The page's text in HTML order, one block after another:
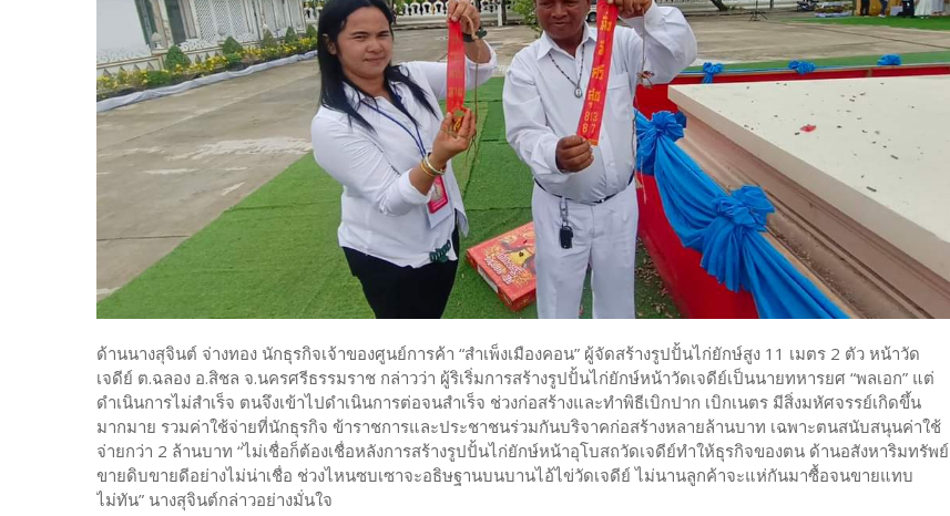
ด้านนางสุจินต์ จ่างทอง นักธุรกิจเจ้าของศูนย์การค้า “สำเพ็งเมืองคอน” ผู้จัดสร้างรูปปั้นไก่ยักษ์สูง 11 เมตร 2 ตัว หน้าวัด
เจดีย์ ต.ฉลอง อ.สิชล จ.นครศรีธรรมราช กล่าวว่า ผู้ริเริ่มการสร้างรูปปั้นไก่ยักษ์หน้าวัดเจดีย์เป็นนายทหารยศ “พลเอก” แต่
ดำเนินการไม่สำเร็จ ตนจึงเข้าไปดำเนินการต่อจนสำเร็จ ช่วงก่อสร้างและทำพิธีเบิกปาก เบิกเนตร มีสิ่งมหัศจรรย์เกิดขึ้น
มากมาย รวมค่าใช้จ่ายที่นักธุรกิจ ข้าราชการและประชาชนร่วมกันบริจาคก่อสร้างหลายล้านบาท เฉพาะตนสนับสนุนค่าใช้
จ่ายกว่า 2 ล้านบาท “ไม่เชื่อก็ต้องเชื่อหลังการสร้างรูปปั้นไก่ยักษ์หน้าอุโบสถวัดเจดีย์ทำให้ธุรกิจของตน ด้านอสังหาริมทรัพย์
ขายดิบขายดีอย่างไม่น่าเชื่อ ช่วงไหนซบเซาจะอธิษฐานบนบานไอ้ไข่วัดเจดีย์ ไม่นานลูกค้าจะแห่กันมาซื้อจนขายแทบ
ไม่ทัน” นางสุจินต์กล่าวอย่างมั่นใจ